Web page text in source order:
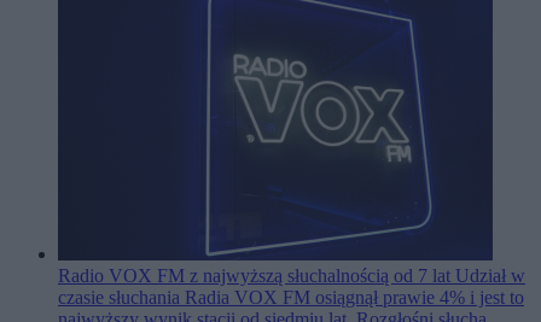
Radio VOX FM z najwyższą słuchalnością od 7 lat Udział w
czasie słuchania Radia VOX FM osiągnął prawie 4% i jest to